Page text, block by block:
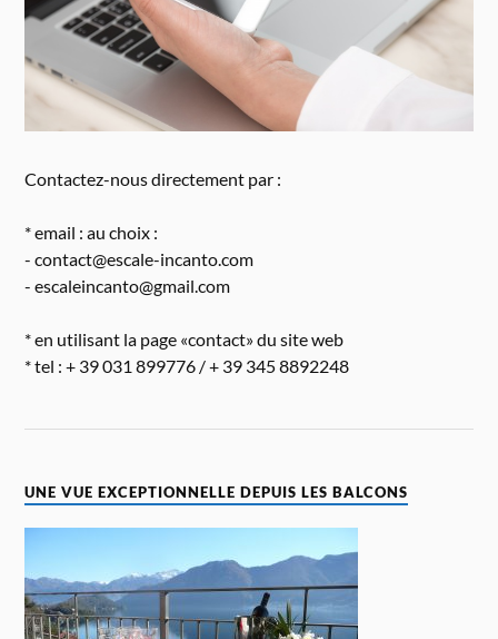
Contactez-nous directement par :
* email : au choix :
- contact@escale-incanto.com
- escaleincanto@gmail.com
* en utilisant la page «contact» du site web
* tel : + 39 031 899776 / + 39 345 8892248
UNE VUE EXCEPTIONNELLE DEPUIS LES BALCONS